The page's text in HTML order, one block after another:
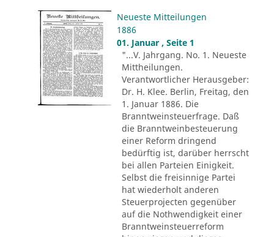
Neueste Mitteilungen
1886
01. Januar , Seite 1
"...V. Jahrgang. No. 1. Neueste
Mittheilungen.
Verantwortlicher Herausgeber:
Dr. H. Klee. Berlin, Freitag, den
1. Januar 1886. Die
Branntweinsteuerfrage. Daß
die Branntweinbesteuerung
einer Reform dringend
bedürftig ist, darüber herrscht
bei allen Parteien Einigkeit.
Selbst die freisinnige Partei
hat wiederholt anderen
Steuerprojecten gegenüber
auf die Nothwendigkeit einer
Branntweinsteuerreform